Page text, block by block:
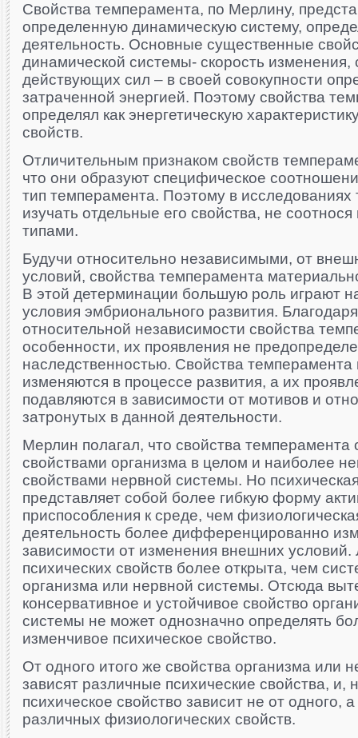
Свойства темперамента, по Мерлину,
определенную динамическую систему,
деятельность. Основные существенные
динамической системы- скорость
действующих сил – в своей совокупности
затраченной энергией. Поэтому свойства
определял как энергетическую
свойств.
Отличительным признаком свойств
что они образуют специфическое
тип темперамента. Поэтому в исследованиях
изучать отдельные его свойства, не
типами.
Будучи относительно независимыми, от
условий, свойства темперамента
В этой детерминации большую роль играют
условия эмбрионального развития.
относительной независимости свойства
особенности, их проявления не
наследственностью. Свойства темперамента
изменяются в процессе развития, а их
подавляются в зависимости от мотивов и
затронутых в данной деятельности.
Мерлин полагал, что свойства темперамента
свойствами организма в целом и наиболее
свойствами нервной системы. Но
представляет собой более гибкую форму
приспособления к среде, чем
деятельность более дифференцированно
зависимости от изменения внешних
психических свойств более открыта, чем
организма или нервной системы. Отсюда
консервативное и устойчивое свойство
системы не может однозначно определять
изменчивое психическое свойство.
От одного итого же свойства организма или
зависят различные психические свойства, и,
психическое свойство зависит не от одного,
различных физиологических свойств.